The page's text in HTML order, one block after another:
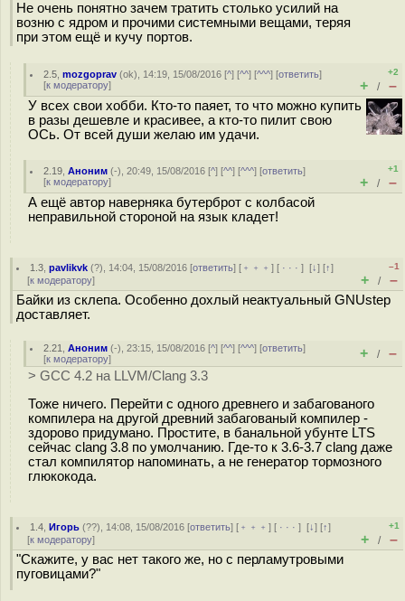
Не очень понятно зачем тратить столько усилий на
возню с ядром и прочими системными вещами, теряя
при этом ещё и кучу портов.
2.5 ,mozgoprav (ok), 14:19, 15/08/2016 [^] [^^] [^^^] [ответить]
[к модератору]
+2
+ / –
У всех свои хобби. Кто-то паяет, то что можно купить
в разы дешевле и красивее, а кто-то пилит свою
ОСь. От всей души желаю им удачи.
2.19 ,Аноним (-), 20:49, 15/08/2016 [^] [^^] [^^^] [ответить]
[к модератору]
+1
+ / –
А ещё автор наверняка бутерброт с колбасой
неправильной стороной на язык кладет!
1.3 ,pavlikvk (?), 14:04, 15/08/2016 [ответить] [ ﹢﹢﹢] [ · · ·][↓] [↑]
[к модератору]
–1
+ / –
Байки из склепа. Особенно дохлый неактуальный GNUstep
доставляет.
2.21 ,Аноним (-), 23:15, 15/08/2016 [^] [^^] [^^^] [ответить]
[к модератору] + / –
> GCC 4.2 на LLVM/Clang 3.3
Тоже ничего. Перейти с одного древнего и забагованого
компилера на другой древний забагованый компилер -
здорово придумано. Простите, в банальной убунте LTS
сейчас clang 3.8 по умолчанию. Где-то к 3.6-3.7 clang даже
стал компилятор напоминать, а не генератор тормозного
глюкокода.
1.4 ,Игорь (??), 14:08, 15/08/2016 [ответить] [ ﹢﹢﹢] [ · · ·][↓] [↑]
[к модератору]
+1
+ / –
"Скажите, у вас нет такого же, но с перламутровыми
пуговицами?"